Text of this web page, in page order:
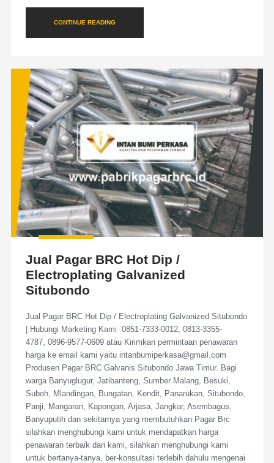
CONTINUE READING
Jual Pagar BRC Hot Dip /
Electroplating Galvanized
Situbondo
Jual Pagar BRC Hot Dip / Electroplating Galvanized Situbondo
| Hubungi Marketing Kami 0851-7333-0012, 0813-3355-
4787, 0896-9577-0609 atau Kirimkan permintaan penawaran
harga ke email kami yaitu intanbumiperkasa@gmail.com
Produsen Pagar BRC Galvanis Situbondo Jawa Timur. Bagi
warga Banyuglugur, Jatibanteng, Sumber Malang, Besuki,
Suboh, Mlandingan, Bungatan, Kendit, Panarukan, Situbondo,
Panji, Mangaran, Kapongan, Arjasa, Jangkar, Asembagus,
Banyuputih dan sekitarnya yang membutuhkan Pagar Brc
silahkan menghubungi kami untuk mendapatkan harga
penawaran terbaik dari kami, silahkan menghubungi kami
untuk bertanya-tanya, ber-konsultasi terlebih dahulu mengenai